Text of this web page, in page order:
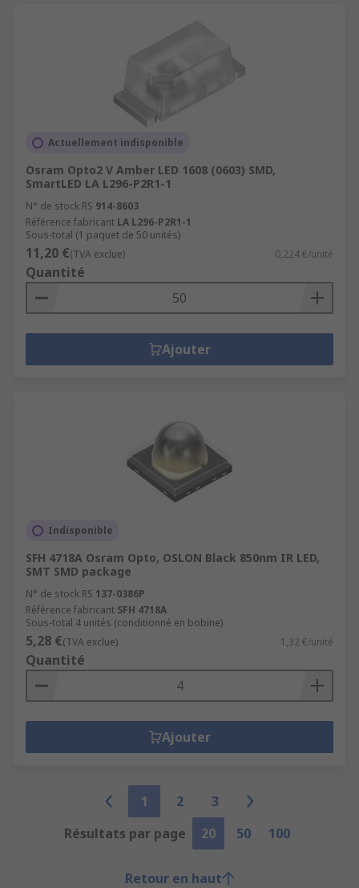
Actuellement indisponible
Osram Opto2 V Amber LED 1608 (0603) SMD,
SmartLED LA L296-P2R1-1
N° de stock RS 914-8603
Référence fabricant LA L296-P2R1-1
Sous-total (1 paquet de 50 unités)
11,20 €(TVA exclue) 0,224 €/unité
Quantité
Ajouter
Indisponible
SFH 4718A Osram Opto, OSLON Black 850nm IR LED,
SMT SMD package
N° de stock RS 137-0386P
Référence fabricant SFH 4718A
Sous-total 4 unités (conditionné en bobine)
5,28 €(TVA exclue) 1,32 €/unité
Quantité
Ajouter
1 2
3
Résultats par page
20 50 100
Retour en haut